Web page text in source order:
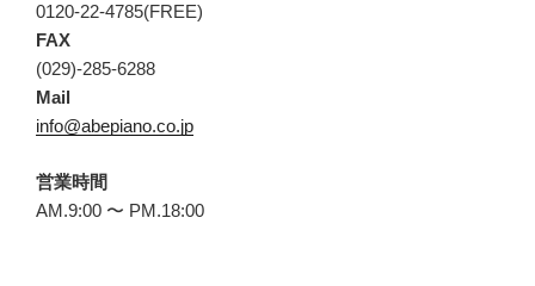
0120-22-4785(FREE)
FAX
(029)-285-6288
Mail
info@abepiano.co.jp
営業時間
AM.9:00 〜 PM.18:00